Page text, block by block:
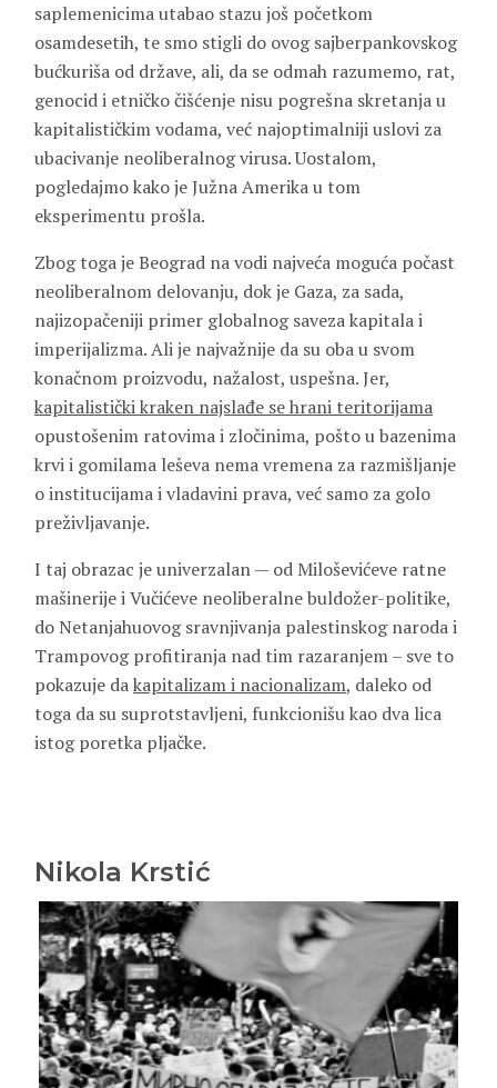
saplemenicima utabao stazu još početkom
osamdesetih, te smo stigli do ovog sajberpankovskog
bućkuriša od države, ali, da se odmah razumemo, rat,
genocid i etničko čišćenje nisu pogrešna skretanja u
kapitalističkim vodama, već najoptimalniji uslovi za
ubacivanje neoliberalnog virusa. Uostalom,
pogledajmo kako je Južna Amerika u tom
eksperimentu prošla.
Zbog toga je Beograd na vodi najveća moguća počast
neoliberalnom delovanju, dok je Gaza, za sada,
najizopačeniji primer globalnog saveza kapitala i
imperijalizma. Ali je najvažnije da su oba u svom
konačnom proizvodu, nažalost, uspešna. Jer,
kapitalistički kraken najslađe se hrani teritorijama
opustošenim ratovima i zločinima, pošto u bazenima
krvi i gomilama leševa nema vremena za razmišljanje
o institucijama i vladavini prava, već samo za golo
preživljavanje.
I taj obrazac je univerzalan — od Miloševićeve ratne
mašinerije i Vučićeve neoliberalne buldožer-politike,
do Netanjahuovog sravnjivanja palestinskog naroda i
Trampovog profitiranja nad tim razaranjem – sve to
pokazuje dakapitalizam i nacionalizam, daleko od
toga da su suprotstavljeni, funkcionišu kao dva lica
istog poretka pljačke.
Nikola Krstić